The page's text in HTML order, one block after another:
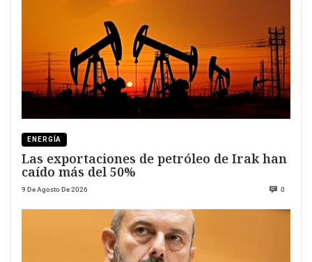
ENERGÍA
Las exportaciones de petróleo de Irak han
caído más del 50%
9 De Agosto De 2026 0